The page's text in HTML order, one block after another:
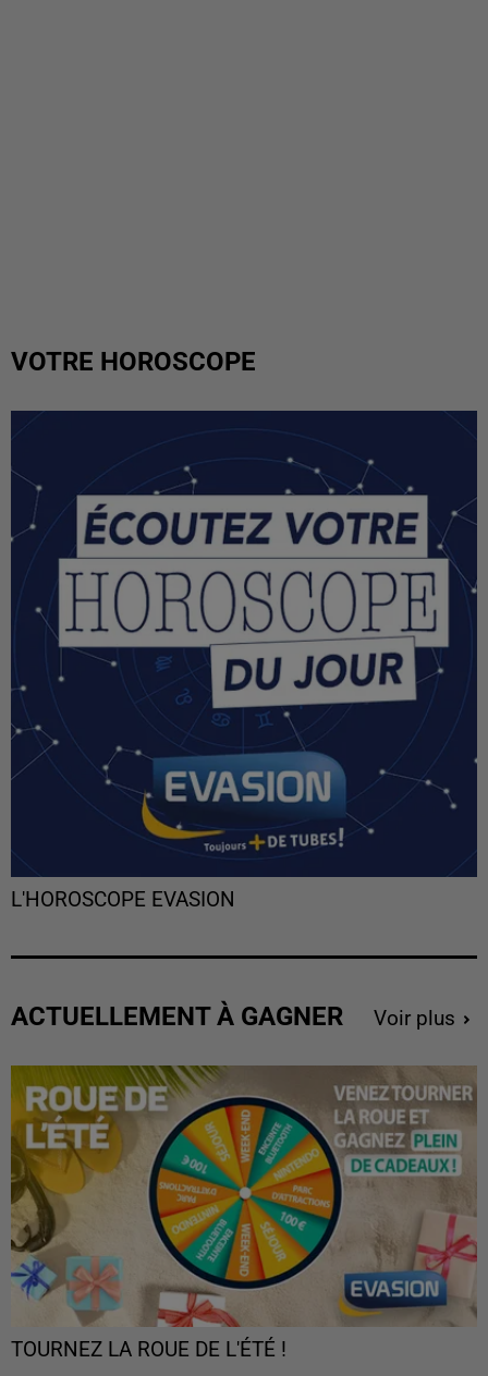
VOTRE HOROSCOPE
L'HOROSCOPE EVASION
ACTUELLEMENT À GAGNER Voir plus
TOURNEZ LA ROUE DE L'ÉTÉ !